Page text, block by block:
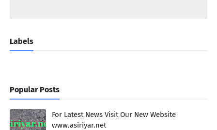
Labels
Popular Posts
For Latest News Visit Our New Website
www.asiriyar.net